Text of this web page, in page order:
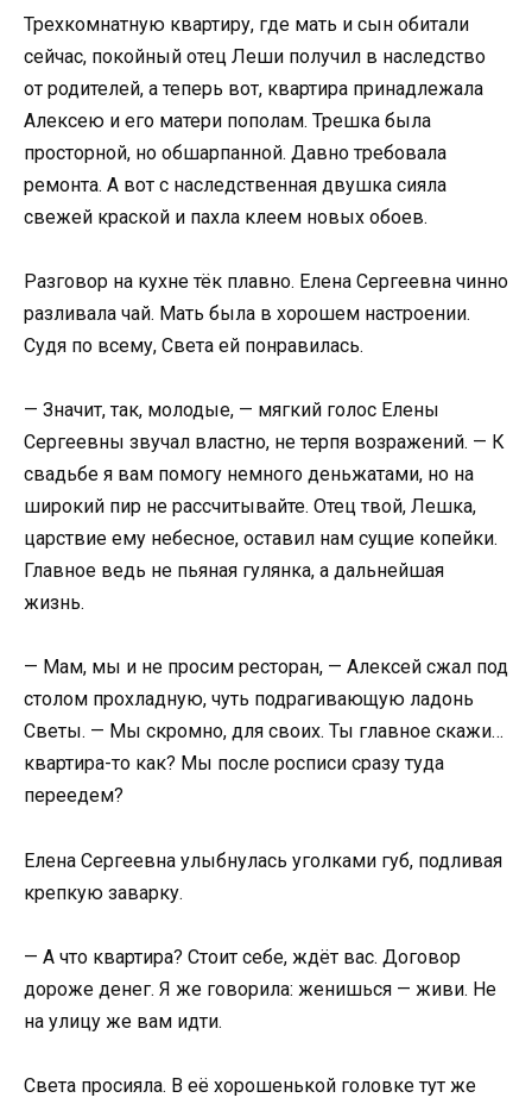
Трехкомнатную квартиру, где мать и сын обитали
сейчас, покойный отец Леши получил в наследство
от родителей, а теперь вот, квартира принадлежала
Алексею и его матери пополам. Трешка была
просторной, но обшарпанной. Давно требовала
ремонта. А вот с наследственная двушка сияла
свежей краской и пахла клеем новых обоев.
Разговор на кухне тёк плавно. Елена Сергеевна чинно
разливала чай. Мать была в хорошем настроении.
Судя по всему, Света ей понравилась.
— Значит, так, молодые, — мягкий голос Елены
Сергеевны звучал властно, не терпя возражений. — К
свадьбе я вам помогу немного деньжатами, но на
широкий пир не рассчитывайте. Отец твой, Лешка,
царствие ему небесное, оставил нам сущие копейки.
Главное ведь не пьяная гулянка, а дальнейшая
жизнь.
— Мам, мы и не просим ресторан, — Алексей сжал под
столом прохладную, чуть подрагивающую ладонь
Светы. — Мы скромно, для своих. Ты главное скажи…
квартира-то как? Мы после росписи сразу туда
переедем?
Елена Сергеевна улыбнулась уголками губ, подливая
крепкую заварку.
— А что квартира? Стоит себе, ждёт вас. Договор
дороже денег. Я же говорила: женишься — живи. Не
на улицу же вам идти.
Света просияла. В её хорошенькой головке тут же